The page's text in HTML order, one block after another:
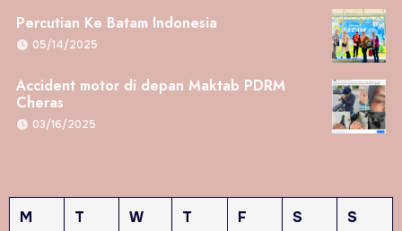
Percutian Ke Batam Indonesia
05/14/2025
Accident motor di depan Maktab PDRM
Cheras
03/16/2025
M T W T F S S